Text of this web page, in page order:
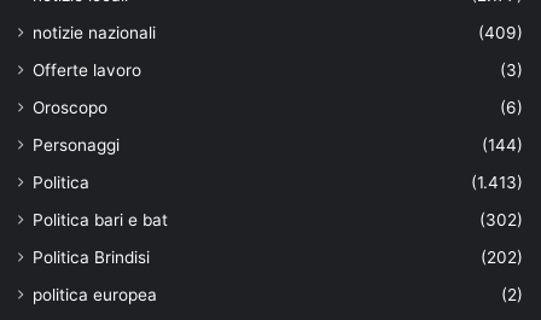
notizie nazionali
(409)
Offerte lavoro
(3)
Oroscopo
(6)
Personaggi
(144)
Politica
(1.413)
Politica bari e bat
(302)
Politica Brindisi
(202)
politica europea
(2)